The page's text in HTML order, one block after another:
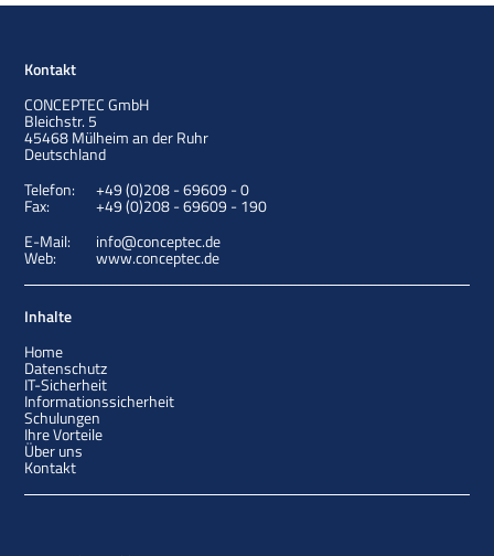
Kontakt
CONCEPTEC GmbH
Bleichstr. 5
45468Mülheim an der Ruhr
Deutschland
Telefon:
+49 (0)208 - 69609 - 0
Fax:
+49 (0)208 - 69609 - 190
E-Mail:
info@conceptec.de
Web: www.conceptec.de
Inhalte
Home
Datenschutz
IT-Sicherheit
Informationssicherheit
Schulungen
Ihre Vorteile
Über uns
Kontakt